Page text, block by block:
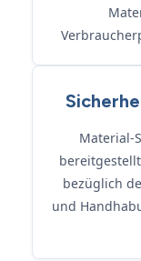
Material-
bezüglich
und